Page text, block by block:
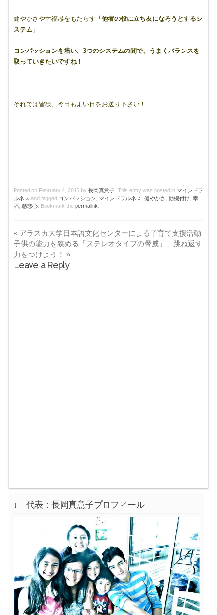
健やかさや幸福感をもたらす 「他者の役に立ち友になろうとするシ
ステム」
コンパッションを培い、3つのシステムの間で、うまくバランスを
取っていきたいですね！
それでは皆様、今日もよい日をお送り下さい！
Posted on February 4, 2015 by 長岡真意子. This entry was posted in マインドフ
ルネス and tagged コンパッション マインドフルネス 健やかさ 動機付け 幸
福, 慈悲心. Bookmark the permalink
«アラスカ大学日本語文化センターによる子育て支援活動
子供の能力を狭める「ステレオタイプの脅威」、跳ね返す
力をつけよう！ »
Leave a Reply
↓ 代表：長岡真意子プロフィール